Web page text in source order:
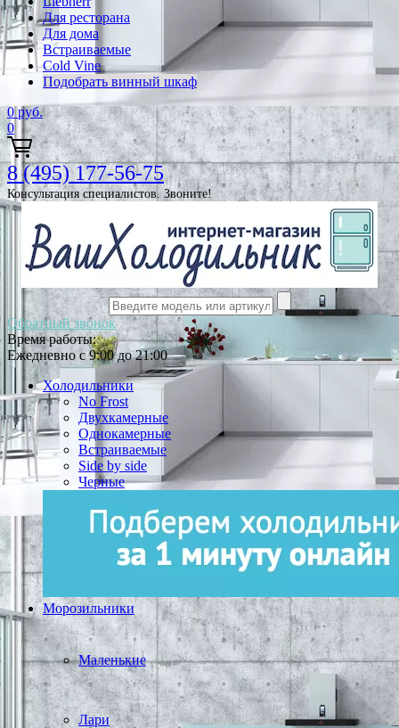
Для ресторана
Для дома
Встраиваемые
Cold Vine
Подобрать винный шкаф
0 руб.
0
8 (495) 177-56-75
Консультация специалистов. Звоните!
Обратный звонок
Время работы:
Ежедневно с 9:00 до 21:00
Холодильники
No Frost
Двухкамерные
Однокамерные
Встраиваемые
Side by side
Черные
Морозильники
Маленькие
Лари